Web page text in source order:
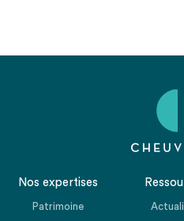
Nos expertises
Patrimoine